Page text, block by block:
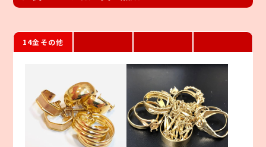
14金その他